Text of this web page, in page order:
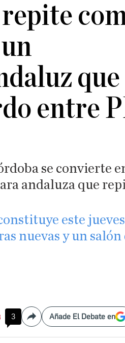
que
entre
se convierte
andaluza que
este
nuevas y un salón
3 CompartirAñade El Debate en